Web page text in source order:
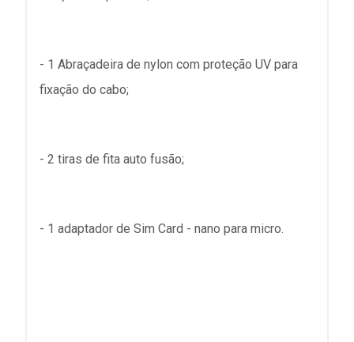
- 1 Abraçadeira de nylon com proteção UV para
fixação do cabo;
- 2 tiras de fita auto fusão;
- 1 adaptador de Sim Card - nano para micro.